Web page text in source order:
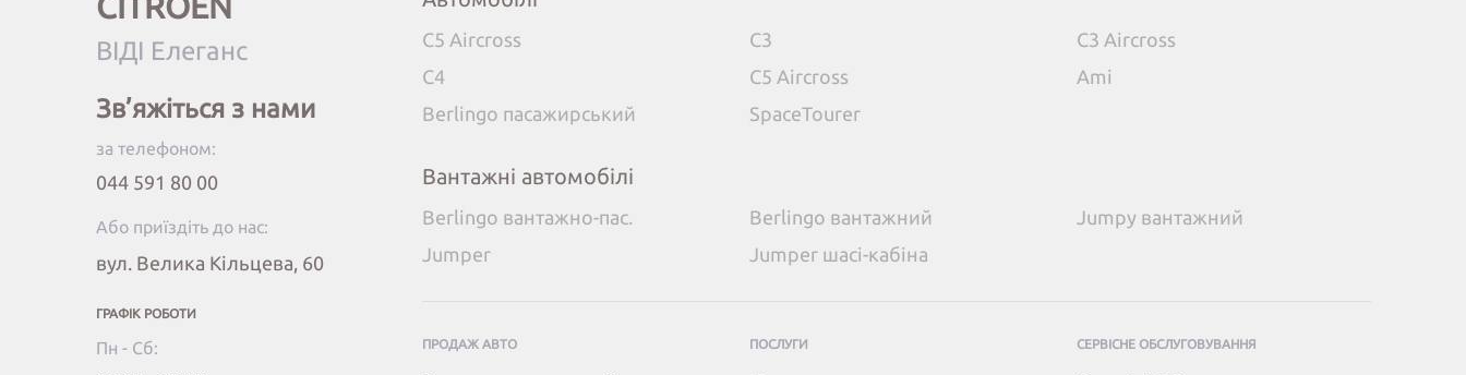
ВІДІ Елеганс
Зв’яжіться з нами
за телефоном:
044 591 80 00
Або приїздіть до нас:
вул. Велика Кільцева, 60
ГРАФІК РОБОТИ
Пн - Сб:
C5 Aircross C3
C3 Aircross
C4
C5 Aircross
Ami
Berlingo пасажирський
SpaceTourer
Вантажні автомобілі
Berlingo вантажно-пас. Berlingo вантажний
Jumpy вантажний
Jumper
Jumper шасі-кабіна
ПРОДАЖ АВТО ПОСЛУГИ СЕРВІСНЕ ОБСЛУГОВУВАННЯ